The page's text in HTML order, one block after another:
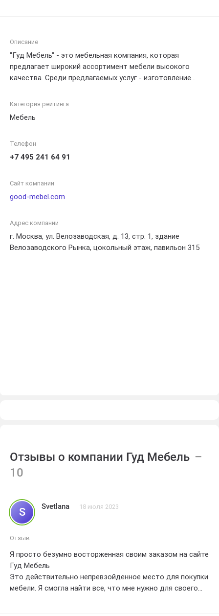
Описание
"Гуд Мебель" - это мебельная компания, которая
предлагает широкий ассортимент мебели высокого
качества. Среди предлагаемых услуг - изготовление
Компания работает только с проверенными
надежность и долговечность приобретаемой мебели.
чтобы узнать больше о продукции и услугах.
Категория рейтинга
Мебель
Телефон
+7 495 241 64 91
Сайт компании
good-mebel.com
Адрес компании
г. Москва, ул. Велозаводская, д. 13, стр. 1, здание
Велозаводского Рынка, цокольный этаж, павильон 315
Отзывы о компании Гуд Мебель
S Svetlana 18 июля 2023
Отзыв
Я просто безумно восторженная своим заказом на сайте
Гуд Мебель
Это действительно непревзойденное место для покупки
мебели. Я смогла найти все, что мне нужно для своего